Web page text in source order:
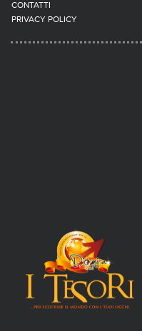
CONTATTI
PRIVACY POLICY